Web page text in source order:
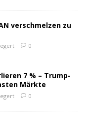
verschmelzen zu
0
7 % – Trump-
Märkte
0